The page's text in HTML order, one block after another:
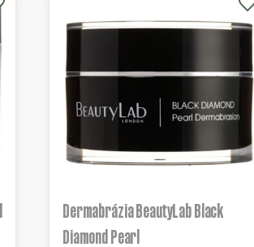
Dermabrázia BeautyLab Black
Diamond Pearl